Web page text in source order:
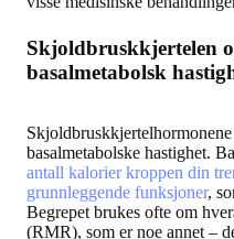
Skjoldbruskkjertelen
basalmetabolsk
basalmetabolske hastighet.
antall kalorier kroppen din
grunnleggende funksjoner,
Begrepet brukes ofte om
(RMR), som er noe annet –